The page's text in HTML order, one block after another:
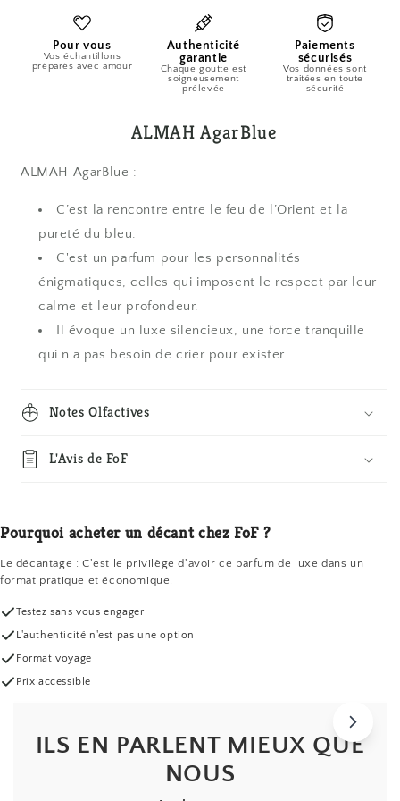
AgarBlue
2ml/5ml/9.5ml2ml/5ml/9.5ml
Pour vous
Vos échantillons
préparés avec amour
Authenticité
garantie
Chaque goutte est
soigneusement
prélevée
Paiements
sécurisés
Vos données sont
traitées en toute
sécurité
ALMAH AgarBlue
ALMAH AgarBlue :
C’est la rencontre entre le feu de l’Orient et la
pureté du bleu.
C'est un parfum pour les personnalités
énigmatiques, celles qui imposent le respect par leur
calme et leur profondeur.
Il évoque un luxe silencieux, une force tranquille
qui n'a pas besoin de crier pour exister.
Notes Olfactives
L'Avis de FoF
Pourquoi acheter un décant chez FoF ?
Le décantage : C'est le privilège d'avoir ce parfum de luxe dans un
format pratique et économique.
Testez sans vous engager
L'authenticité n'est pas une option
Format voyage
Prix accessible
ILS EN PARLENT MIEUX QUE
NOUS